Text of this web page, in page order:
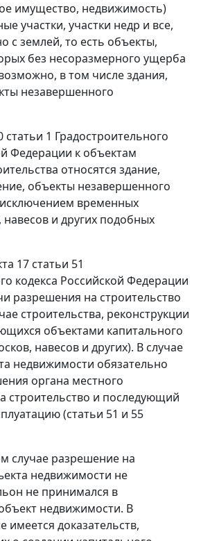
имущество, недвижимость)
участки, участки недр и все,
с землей, то есть объекты,
без несоразмерного ущерба
в том числе здания,
незавершенного
статьи 1 Градостроительного
Федерации к объектам
относятся здание,
объекты незавершенного
исключением временных
навесов и других подобных
17 статьи 51
кодекса Российской Федерации
разрешения на строительство
строительства, реконструкции
объектами капитального
навесов и других). В случае
недвижимости обязательно
органа местного
строительство и последующий
(статьи 51 и 55
случае разрешение на
недвижимости не
не принимался в
недвижимости. В
имеется доказательств,